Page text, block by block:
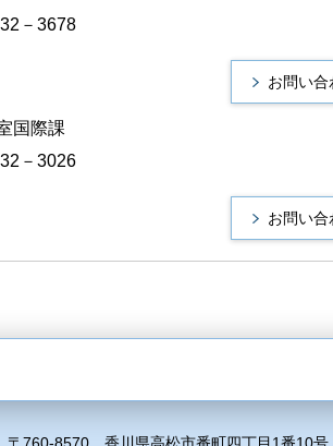
－3678
国際課
－3026